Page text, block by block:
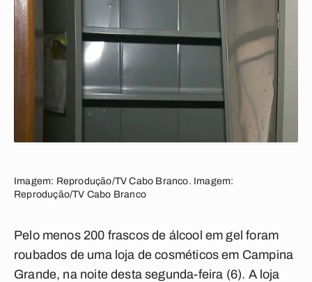
Imagem: Reprodução/TV Cabo Branco. Imagem:
Reprodução/TV Cabo Branco
Pelo menos 200 frascos de álcool em gel foram
roubados de uma loja de cosméticos em Campina
Grande, na noite desta segunda-feira (6). A loja